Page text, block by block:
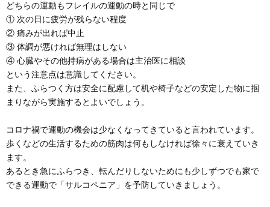
どちらの運動もフレイルの運動の時と同じで
① 次の日に疲労が残らない程度
② 痛みが出れば中止
③ 体調が悪ければ無理はしない
④ 心臓やその他持病がある場合は主治医に相談
という注意点は意識してください。
また、ふらつく方は安全に配慮して机や椅子などの安定した物に掴
まりながら実施するとよいでしょう。
コロナ禍で運動の機会は少なくなってきていると言われています。
歩くなどの生活するための筋肉は何もしなければ徐々に衰えていき
ます。
あるとき急にふらつき、転んだりしないためにも少しずつでも家で
できる運動で「サルコペニア」を予防していきましょう。